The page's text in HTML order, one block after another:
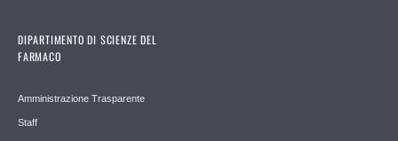
DIPARTIMENTO DI SCIENZE DEL
FARMACO
Amministrazione Trasparente
Staff